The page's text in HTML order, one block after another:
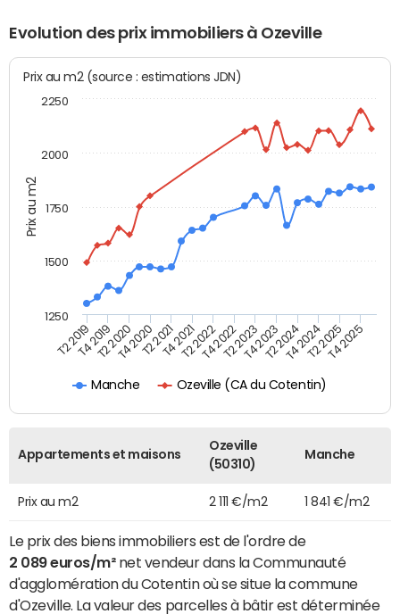
Evolution des prix immobiliers à Ozeville
Prix au m2
Prix au m2 (source : estimations JDN)
Manche Ozeville (CA du Cotentin)
T2 2019T4 2019T2 2020T4 2020T2 2021T4 2021T2 2022T4 2022T2 2023T4 2023T2 2024T4 2024T2 2025T4 2025
1250
1500
1750
2000
2250
Appartements et maisons
Ozeville
(50310)
Manche
Prix au m2 2 111 €/m2 1 841 €/m2
Le prix des biens immobiliers est de l'ordre de
2 089 euros/m²net vendeur dans la Communauté
d'agglomération du Cotentin où se situe la commune
d'Ozeville. La valeur des parcelles à bâtir est déterminée